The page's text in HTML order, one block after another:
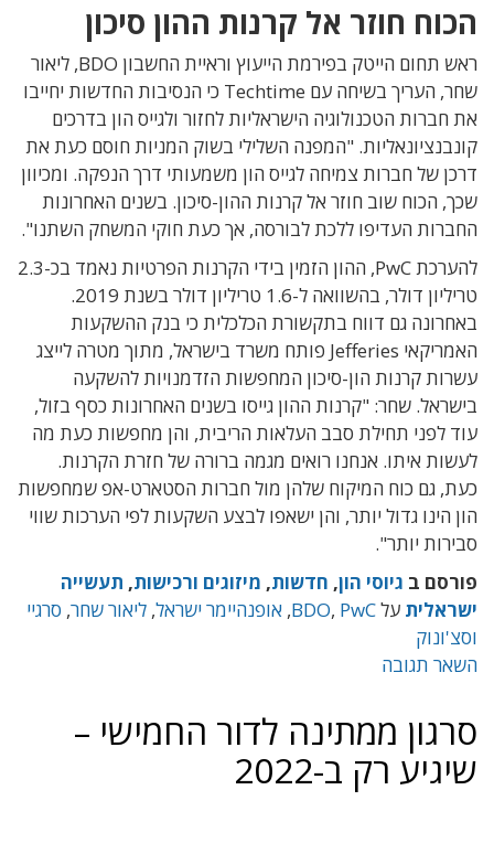
הכוח חוזר אל קרנות ההון סיכון
ראש תחום הייטק בפירמת הייעוץ וראיית החשבון BDO, ליאור
שחר, העריך בשיחה עם Techtime כי הנסיבות החדשות יחייבו
את חברות הטכנולוגיה הישראליות לחזור ולגייס הון בדרכים
קונבנציונאליות. "המפנה השלילי בשוק המניות חוסם כעת את
דרכן של חברות צמיחה לגייס הון משמעותי דרך הנפקה. ומכיוון
שכך, הכוח שוב חוזר אל קרנות ההון-סיכון. בשנים האחרונות
החברות העדיפו ללכת לבורסה, אך כעת חוקי המשחק השתנו".
להערכת PwC, ההון הזמין בידי הקרנות הפרטיות נאמד בכ-2.3
טריליון דולר, בהשוואה ל-1.6 טריליון דולר בשנת 2019.
באחרונה גם דווח בתקשורת הכלכלית כי בנק ההשקעות
האמריקאי Jefferies פותח משרד בישראל, מתוך מטרה לייצג
עשרות קרנות הון-סיכון המחפשות הזדמנויות להשקעה
בישראל. שחר: "קרנות ההון גייסו בשנים האחרונות כסף בזול,
עוד לפני תחילת סבב העלאות הריבית, והן מחפשות כעת מה
לעשות איתו. אנחנו רואים מגמה ברורה של חזרת הקרנות.
כעת, גם כוח המיקוח שלהן מול חברות הסטארט-אפ שמחפשות
הון הינו גדול יותר, והן ישאפו לבצע השקעות לפי הערכות שווי
סבירות יותר".
פורסם ב גיוסי הון, חדשות, מיזוגים ורכישות, תעשייה
ישראלית על BDO, PwC
, אופנהיימר ישראל, ליאור שחר, סרגיי
וסצ'ונוק
השאר תגובה
סרגון ממתינה לדור החמישי –
שיגיע רק ב-2022